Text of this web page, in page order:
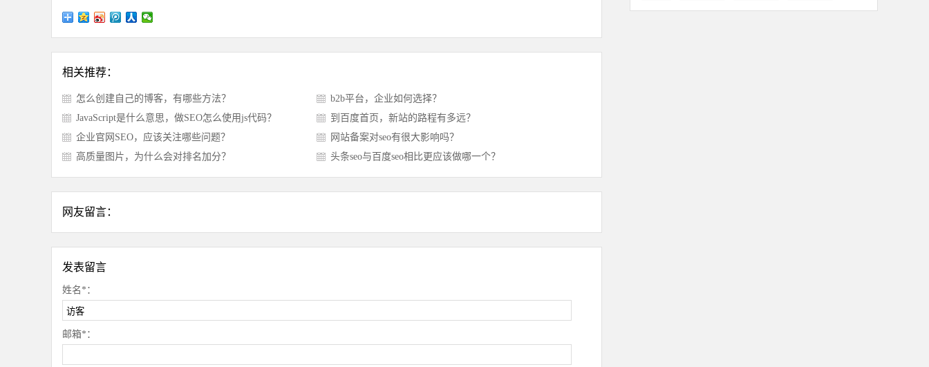
相关推荐：
怎么创建自己的博客，有哪些方法？
b2b平台，企业如何选择？
JavaScript是什么意思，做SEO怎么使用js代码？
到百度首页，新站的路程有多远？
企业官网SEO，应该关注哪些问题？
网站备案对seo有很大影响吗？
高质量图片，为什么会对排名加分？
头条seo与百度seo相比更应该做哪一个？
网友留言：
发表留言
姓名*：
邮箱*：